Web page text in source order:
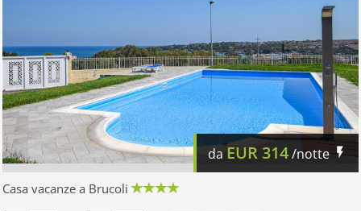
da EUR314/notte
Casa vacanze a Brucoli